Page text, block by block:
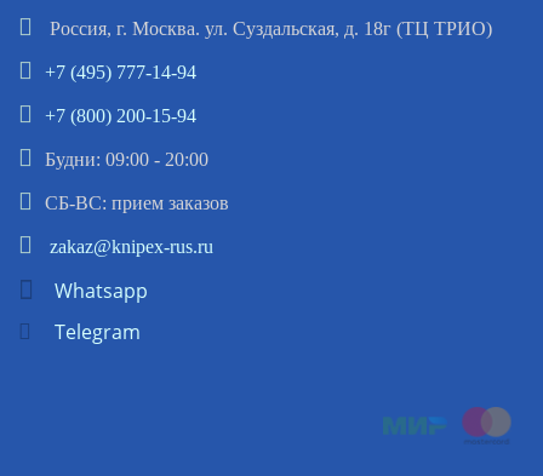
Россия, г. Москва. ул. Суздальская, д. 18г (ТЦ ТРИО)
+7 (495) 777-14-94
+7 (800) 200-15-94
Будни: 09:00 - 20:00
СБ-ВС: прием заказов
zakaz@knipex-rus.ru
Whatsapp
Telegram